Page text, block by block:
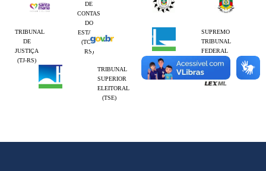
DE
CONTAS
DO
ESTADO
(TCE-
RS)
TRIBUNAL
DE
JUSTIÇA
(TJ-RS)
SUPREMO
TRIBUNAL
FEDERAL
(STF)
TRIBUNAL
SUPERIOR
ELEITORAL
(TSE)